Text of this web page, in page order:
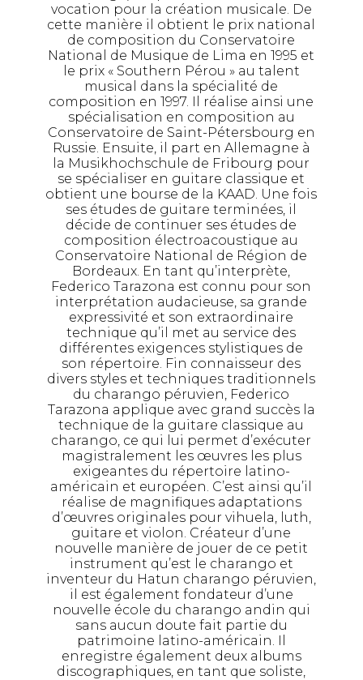
vocation pour la création musicale. De
cette manière il obtient le prix national
de composition du Conservatoire
National de Musique de Lima en 1995 et
le prix « Southern Pérou » au talent
musical dans la spécialité de
composition en 1997. Il réalise ainsi une
spécialisation en composition au
Conservatoire de Saint-Pétersbourg en
Russie. Ensuite, il part en Allemagne à
la Musikhochschule de Fribourg pour
se spécialiser en guitare classique et
obtient une bourse de la KAAD. Une fois
ses études de guitare terminées, il
décide de continuer ses études de
composition électroacoustique au
Conservatoire National de Région de
Bordeaux. En tant qu’interprète,
Federico Tarazona est connu pour son
interprétation audacieuse, sa grande
expressivité et son extraordinaire
technique qu’il met au service des
différentes exigences stylistiques de
son répertoire. Fin connaisseur des
divers styles et techniques traditionnels
du charango péruvien, Federico
Tarazona applique avec grand succès la
technique de la guitare classique au
charango, ce qui lui permet d’exécuter
magistralement les œuvres les plus
exigeantes du répertoire latino-
américain et européen. C’est ainsi qu’il
réalise de magnifiques adaptations
d’œuvres originales pour vihuela, luth,
guitare et violon. Créateur d’une
nouvelle manière de jouer de ce petit
instrument qu’est le charango et
inventeur du Hatun charango péruvien,
il est également fondateur d’une
nouvelle école du charango andin qui
sans aucun doute fait partie du
patrimoine latino-américain. Il
enregistre également deux albums
discographiques, en tant que soliste,